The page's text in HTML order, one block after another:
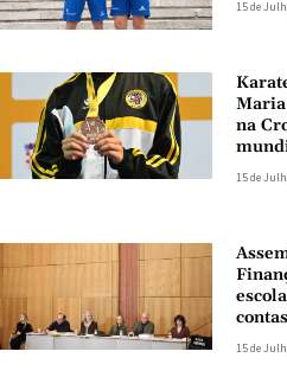
15 de
Maria
na
15 de
15 de